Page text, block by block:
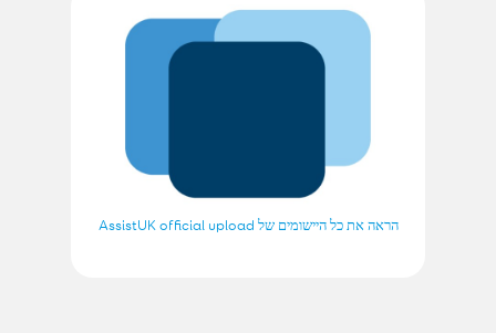
הראה את כל היישומים של AssistUK official upload